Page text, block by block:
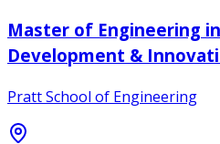
Master of Engineering
Development &
Pratt School of Engineering